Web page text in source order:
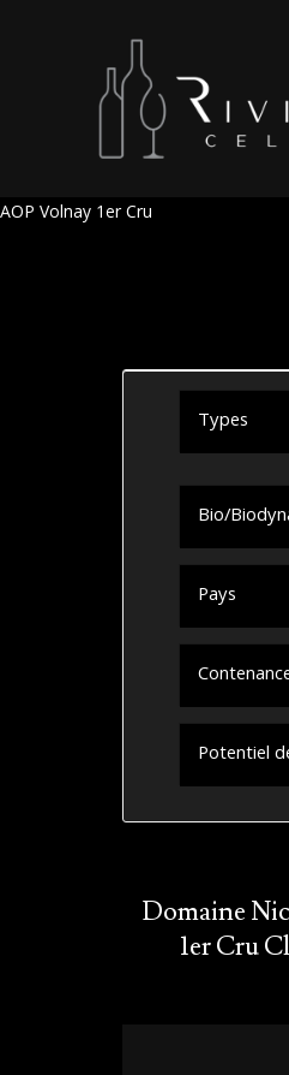
AOP Volnay 1er Cru
Types
Bio/
Pays
Potentiel
Domaine
1er Cru